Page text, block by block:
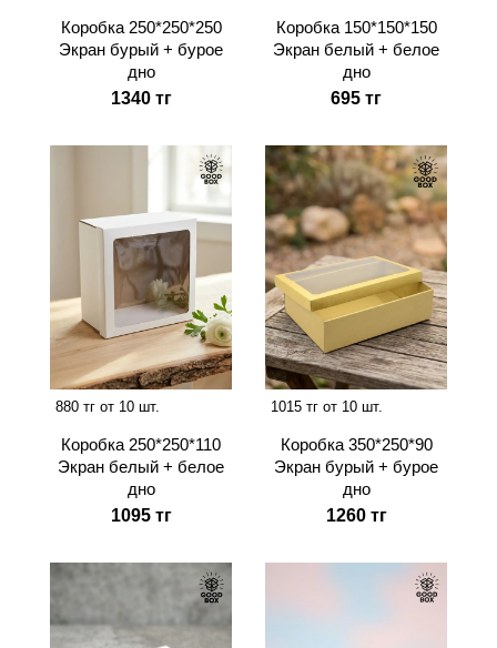
Коробка 250*250*250
Экран бурый + бурое
дно
1340 тг
Коробка 150*150*150
Экран белый + белое
дно
695 тг
880 тг от 10 шт.
Коробка 250*250*110
Экран белый + белое
дно
1095 тг
1015 тг от 10 шт.
Коробка 350*250*90
Экран бурый + бурое
дно
1260 тг